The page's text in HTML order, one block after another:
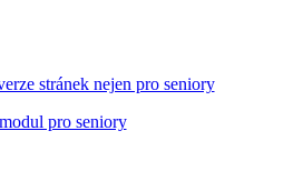
stránek nejen pro seniory